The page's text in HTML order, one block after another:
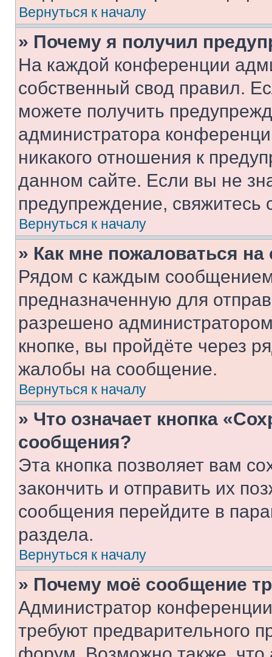
Вернуться к началу
» Почему я получил
На каждой конференции
собственный свод правил.
можете получить
администратора
никакого отношения к
данном сайте. Если вы не
предупреждение,
Вернуться к началу
» Как мне пожаловаться
Рядом с каждым сообщением
предназначенную для
разрешено
кнопке, вы пройдёте через
жалобы на сообщение.
Вернуться к началу
» Что означает кнопка
сообщения?
Эта кнопка позволяет вам
закончить и отправить их
сообщения перейдите в
раздела.
Вернуться к началу
» Почему моё сообщение
Администратор
требуют предварительного